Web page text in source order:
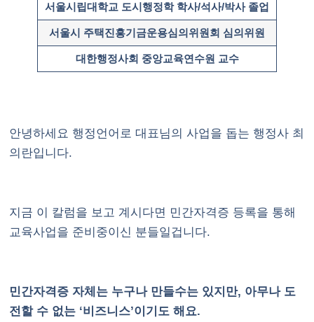
서울시립대학교 도시행정학 학사/석사/박사 졸업
서울시 주택진흥기금운용심의위원회 심의위원
대한행정사회 중앙교육연수원 교수
안녕하세요 행정언어로 대표님의 사업을 돕는 행정사 최
의란입니다.
지금 이 칼럼을 보고 계시다면 민간자격증 등록을 통해
교육사업을 준비중이신 분들일겁니다.
민간자격증 자체는 누구나 만들수는 있지만, 아무나 도
전할 수 없는 ‘비즈니스’이기도 해요.